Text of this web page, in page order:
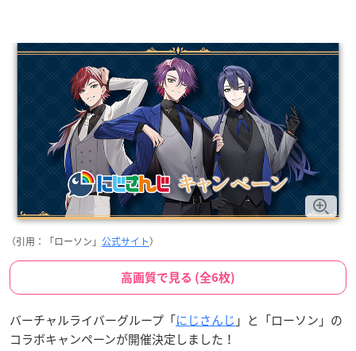
（引用：「ローソン」 公式サイト）
高画質で見る (全6枚)
バーチャルライバーグループ「にじさんじ 」と「ローソン」の
コラボキャンペーンが開催決定しました！